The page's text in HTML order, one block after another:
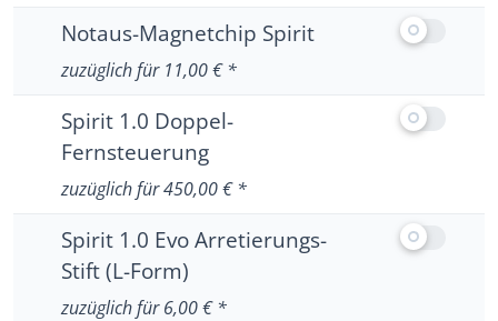
Keine weiteren Informationen zu Notaus-
Notaus-Magnetchip Spirit
zuzüglich für 11,00 € *
Keine weiteren Informationen zu Spirit 1.0
Spirit 1.0 Doppel-
Fernsteuerung
zuzüglich für 450,00 € *
Keine weiteren Informationen zu Spirit 1.0
Spirit 1.0 Evo Arretierungs-
Stift (L-Form)
zuzüglich für 6,00 € *